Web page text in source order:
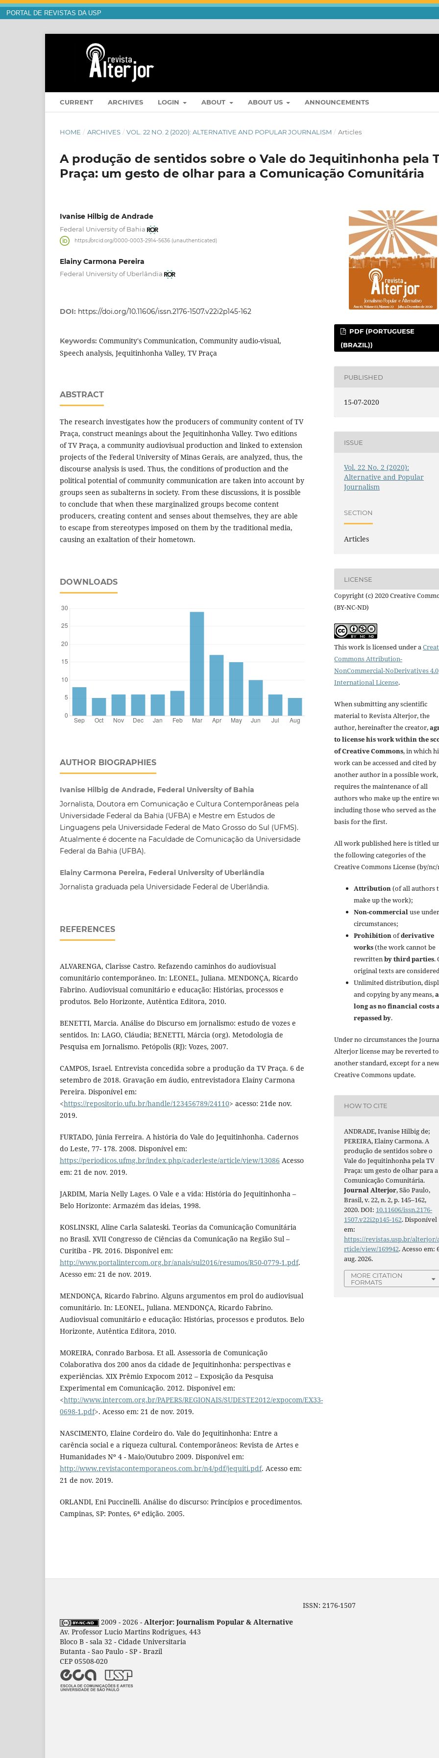
PORTAL DE REVISTAS DA USP
CURRENT ARCHIVES LOGIN ABOUT ABOUT US ANNOUNCEMENTS
HOME / ARCHIVES / VOL. 22 NO. 2 (2020): ALTERNATIVE AND POPULAR JOURNALISM / Articles
A produção de sentidos sobre o Vale do Jequitinhonha pela
Praça: um gesto de olhar para a Comunicação Comunitária
Ivanise Hilbig de Andrade
Federal University of Bahia
https://orcid.org/0000-0003-2914-5636 (unauthenticated)
Elainy Carmona Pereira
Federal University of Uberlândia
DOI: https://doi.org/10.11606/issn.2176-1507.v22i2p145-162
Keywords: Community's Communication, Community audio-visual,
Speech analysis, Jequitinhonha Valley, TV Praça
ABSTRACT
The research investigates how the producers of community content of TV
Praça, construct meanings about the Jequitinhonha Valley. Two editions
of TV Praça, a community audiovisual production and linked to extension
projects of the Federal University of Minas Gerais, are analyzed, thus, the
discourse analysis is used. Thus, the conditions of production and the
political potential of community communication are taken into account by
groups seen as subalterns in society. From these discussions, it is possible
to conclude that when these marginalized groups become content
producers, creating content and senses about themselves, they are able
to escape from stereotypes imposed on them by the traditional media,
causing an exaltation of their hometown.
DOWNLOADS
AUTHOR BIOGRAPHIES
Ivanise Hilbig de Andrade, Federal University of Bahia
Jornalista, Doutora em Comunicação e Cultura Contemporâneas pela
Universidade Federal da Bahia (UFBA) e Mestre em Estudos de
Linguagens pela Universidade Federal de Mato Grosso do Sul (UFMS).
Atualmente é docente na Faculdade de Comunicação da Universidade
Federal da Bahia (UFBA).
Elainy Carmona Pereira, Federal University of Uberlândia
Jornalista graduada pela Universidade Federal de Uberlândia.
REFERENCES
ALVARENGA, Clarisse Castro. Refazendo caminhos do audiovisual
comunitário contemporâneo. In: LEONEL, Juliana. MENDONÇA, Ricardo
Fabrino. Audiovisual comunitário e educação: Histórias, processos e
produtos. Belo Horizonte, Autêntica Editora, 2010.
BENETTI, Marcia. Análise do Discurso em jornalismo: estudo de vozes e
sentidos. In: LAGO, Cláudia; BENETTI, Márcia (org). Metodologia de
Pesquisa em Jornalismo. Petópolis (RJ): Vozes, 2007.
CAMPOS, Israel. Entrevista concedida sobre a produção da TV Praça. 6 de
setembro de 2018. Gravação em áudio, entrevistadora Elaíny Carmona
Pereira. Disponível em:
<https://repositorio.ufu.br/handle/123456789/24110> acesso: 21de nov.
2019.
FURTADO, Júnia Ferreira. A história do Vale do Jequitinhonha. Cadernos
do Leste, 77- 178. 2008. Disponível em:
https://periodicos.ufmg.br/index.php/caderleste/article/view/13086 Acesso
em: 21 de nov. 2019.
JARDIM, Maria Nelly Lages. O Vale e a vida: História do Jequitinhonha –
Belo Horizonte: Armazém das ideias, 1998.
KOSLINSKI, Aline Carla Salateski. Teorias da Comunicação Comunitária
no Brasil. XVII Congresso de Ciências da Comunicação na Região Sul –
Curitiba - PR. 2016. Disponível em:
http://www.portalintercom.org.br/anais/sul2016/resumos/R50-0779-1.pdf.
Acesso em: 21 de nov. 2019.
MENDONÇA, Ricardo Fabrino. Alguns argumentos em prol do audiovisual
comunitário. In: LEONEL, Juliana. MENDONÇA, Ricardo Fabrino.
Audiovisual comunitário e educação: Histórias, processos e produtos. Belo
Horizonte, Autêntica Editora, 2010.
MOREIRA, Conrado Barbosa. Et all. Assessoria de Comunicação
Colaborativa dos 200 anos da cidade de Jequitinhonha: perspectivas e
experiências. XIX Prêmio Expocom 2012 – Exposição da Pesquisa
Experimental em Comunicação. 2012. Disponível em:
<http://www.intercom.org.br/PAPERS/REGIONAIS/SUDESTE2012/expocom/EX33-
0698-1.pdf>. Acesso em: 21 de nov. 2019.
NASCIMENTO, Elaine Cordeiro do. Vale do Jequitinhonha: Entre a
carência social e a riqueza cultural. Contemporâneos: Revista de Artes e
Humanidades Nº 4 - Maio/Outubro 2009. Disponível em:
http://www.revistacontemporaneos.com.br/n4/pdf/jequiti.pdf. Acesso em:
21 de nov. 2019.
ORLANDI, Eni Puccinelli. Análise do discurso: Princípios e procedimentos.
Campinas, SP: Pontes, 6ª edição. 2005.
PDF (PORTUGUESE
(BRAZIL))
PUBLISHED
15-07-2020
ISSUE
Vol. 22 No. 2 (2020):
Alternative and Popular
Journalism
SECTION
Articles
LICENSE
Copyright (c) 2020 Creative
(BY-NC-ND)
This work is licensed under a
Commons Attribution-
NonCommercial-NoDerivatives 4.0
International License.
When submitting any scientific
material to Revista Alterjor, the
author, hereinafter the creator,
to license his work within the
of Creative Commons, in which
work can be accessed and cited by
another author in a possible
requires the maintenance of all
authors who make up the entire
including those who served as the
basis for the first.
All work published here is titled
the following categories of the
Creative Commons License (by/
Attribution (of all authors
make up the work);
Non-commercial use
circumstances;
Prohibition ofderivative
works(the work cannot be
rewritten by third parties.
original texts are
Unlimited distribution,
and copying by any means,
long as no financial costs
repassed by.
Under no circumstances the
Alterjor license may be reverted to
another standard, except for a new
Creative Commons update.
HOW TO CITE
ANDRADE, Ivanise Hilbig de;
PEREIRA, Elainy Carmona. A
produção de sentidos sobre o
Vale do Jequitinhonha pela TV
Praça: um gesto de olhar para a
Comunicação Comunitária.
Journal Alterjor, São Paulo,
Brasil, v. 22, n. 2, p. 145–162,
2020. DOI: 10.11606/issn.2176-
1507.v22i2p145-162. Disponível
em:
https://revistas.usp.br/alterjor/
rticle/view/169942. Acesso em:
aug. 2026.
MORE CITATION
FORMATS
ISSN: 2176-1507
2009 - 2026 - Alterjor: Journalism Popular & Alternative
Av. Professor Lucio Martins Rodrigues, 443
Bloco B - sala 32 - Cidade Universitaria
Butanta - Sao Paulo - SP - Brazil
CEP 05508-020